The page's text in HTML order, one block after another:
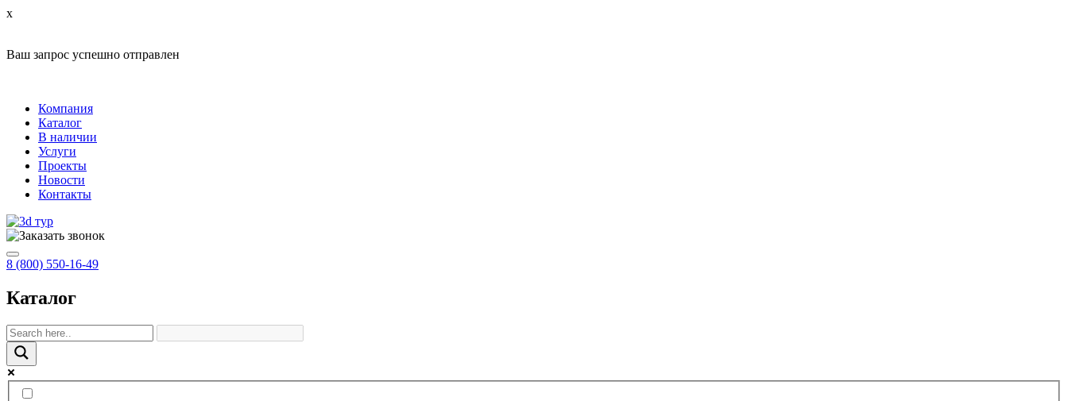
x
Ваш запрос успешно отправлен
Компания
Каталог
В наличии
Услуги
Проекты
Новости
Контакты
8 (800) 550-16-49
Каталог